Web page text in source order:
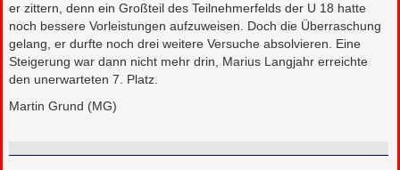
er zittern, denn ein Großteil des Teilnehmerfelds der U 18 hatte
noch bessere Vorleistungen aufzuweisen. Doch die Überraschung
gelang, er durfte noch drei weitere Versuche absolvieren. Eine
Steigerung war dann nicht mehr drin, Marius Langjahr erreichte
den unerwarteten 7. Platz.
Martin Grund (MG)